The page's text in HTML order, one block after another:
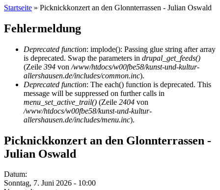
Startseite » Picknickkonzert an den Glonnterrassen - Julian Oswald
Fehlermeldung
Deprecated function: implode(): Passing glue string after array
is deprecated. Swap the parameters in drupal_get_feeds()
(Zeile 394 von /www/htdocs/w00fbe58/kunst-und-kultur-
allershausen.de/includes/common.inc).
Deprecated function: The each() function is deprecated. This
message will be suppressed on further calls in
menu_set_active_trail() (Zeile 2404 von
/www/htdocs/w00fbe58/kunst-und-kultur-
allershausen.de/includes/menu.inc).
Picknickkonzert an den Glonnterrassen -
Julian Oswald
Datum:
Sonntag, 7. Juni 2026 - 10:00